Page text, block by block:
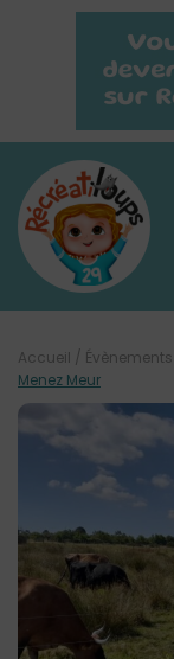
Accueil / Évènements
Menez Meur